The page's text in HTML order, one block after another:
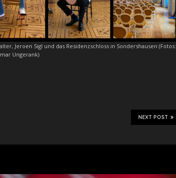
Jeroen Sigl und das Residenzschloss in Sondershausen (Fotos:
Ungerank)
NEXT POST